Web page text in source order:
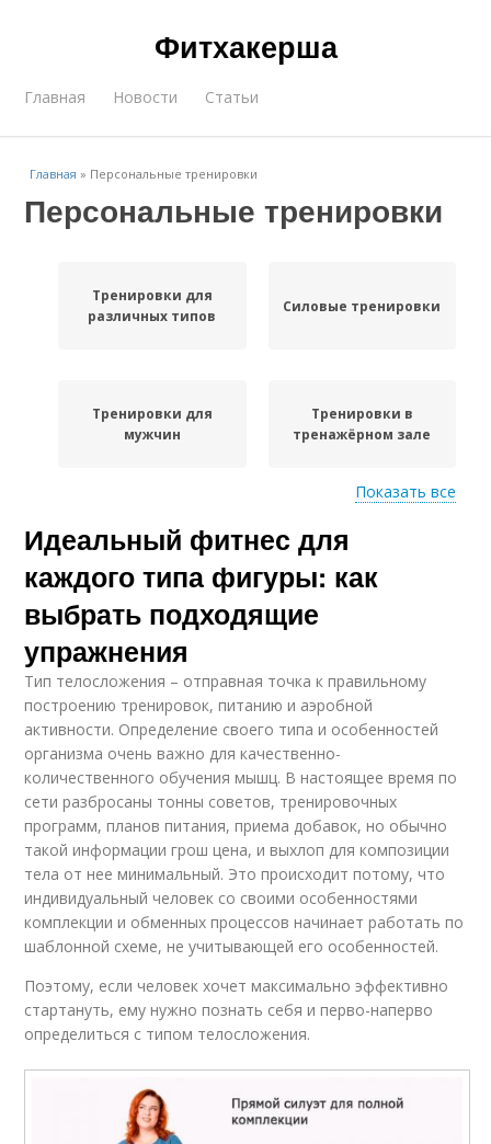
Фитхакерша
Главная Новости Статьи
Главная » Персональные тренировки
Персональные тренировки
Тренировки для
различных типов
Силовые тренировки
Тренировки для
мужчин
Тренировки в
тренажёрном зале
Тренировки по
фитнесу
Тренировки на дому
Персональная
Показать все
Идеальный фитнес для
каждого типа фигуры: как
выбрать подходящие
упражнения
Тип телосложения – отправная точка к правильному
построению тренировок, питанию и аэробной
активности. Определение своего типа и особенностей
организма очень важно для качественно-
количественного обучения мышц. В настоящее время по
сети разбросаны тонны советов, тренировочных
программ, планов питания, приема добавок, но обычно
такой информации грош цена, и выхлоп для композиции
тела от нее минимальный. Это происходит потому, что
индивидуальный человек со своими особенностями
комплекции и обменных процессов начинает работать по
шаблонной схеме, не учитывающей его особенностей.
Поэтому, если человек хочет максимально эффективно
стартануть, ему нужно познать себя и перво-наперво
определиться с типом телосложения.